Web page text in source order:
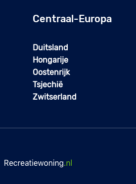
Centraal-Europa
Duitsland
Hongarije
Oostenrijk
Tsjechië
Zwitserland